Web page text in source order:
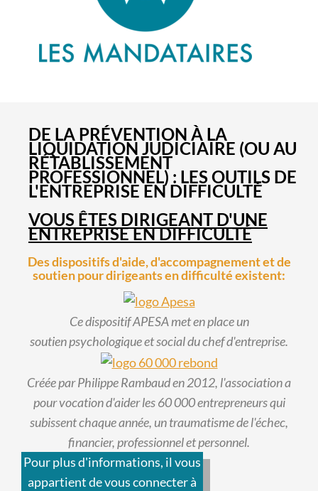
DE LA PRÉVENTION À LA
LIQUIDATION JUDICIAIRE (OU AU
RÉTABLISSEMENT
PROFESSIONNEL) : LES OUTILS DE
L'ENTREPRISE EN DIFFICULTÉ
VOUS ÊTES DIRIGEANT D'UNE
ENTREPRISE EN DIFFICULTÉ
Des dispositifs d'aide, d'accompagnement et de
soutien pour dirigeants en difficulté existent:
Ce dispositif APESA met en place un
soutien psychologique et social du chef d'entreprise.
Créée par Philippe Rambaud en 2012, l'association a
pour vocation d'aider les 60 000 entrepreneurs qui
subissent chaque année, un traumatisme de l'échec,
financier, professionnel et personnel.
Pour plus d'informations, il vous
appartient de vous connecter à